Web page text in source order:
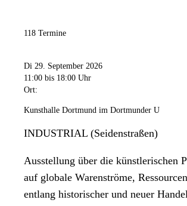
118 Termine
Di 29. September 2026
11:00 bis 18:00 Uhr
Ort:
Kunsthalle Dortmund im Dortmunder U
INDUSTRIAL (Seidenstraßen)
Ausstellung über die künstlerischen
auf globale Warenströme,
entlang historischer und neuer